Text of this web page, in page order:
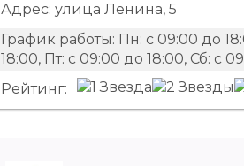
Адрес: улица Ленина, 5
График работы: Пн: с 09:00 до
18:00, Пт: с 09:00 до 18:00, Сб: с
Рейтинг: